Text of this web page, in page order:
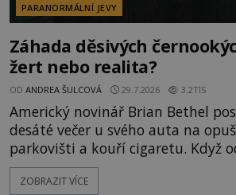
PARANORMÁLNÍ JEVY
Záhada děsivých
žert nebo realita?
OD ANDREA ŠULCOVÁ 29.7.2026 3.2TIS
Americký novinář Brian Bethel
desáté večer u svého auta na
parkovišti a kouří cigaretu. Když
chystá se nastoupit do auta,
mladí chlapci, kterým může být
ZOBRAZIT VÍCE